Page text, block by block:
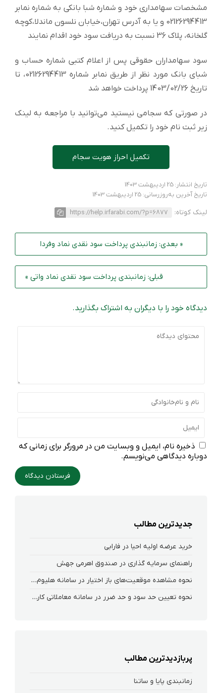
مشخصات سهامداری خود و شماره شبا بانکی به شماره نمابر
02126294413 و یا به آدرس تهران،خیابان نلسون ماندلا،کوچه
گلخانه، پلاک 36 نسبت به دریافت سود خود اقدام نمایند
سود سهامداران حقوقی پس از اعلام کتبی شماره حساب و
شبای بانک مورد نظر از طریق نمابر شماره 02126294413، تا
تاریخ 1403/02/26 پرداخت خواهد شد
در صورتی که سجامی نیستید می‌توانید با مراجعه به لینک
زیر ثبت نام خود را تکمیل کنید.
تکمیل احراز هویت سجام
تاریخ انتشار: 25 اردیبهشت 1403
تاریخ آخرین به‌روزرسانی: 25 اردیبهشت 1403
لینک کوتاه: https://help.irfarabi.com/?p=6877
« بعدی: زمانبندی پرداخت سود نقدی نماد وفردا
قبلی: زمانبندی پرداخت سود نقدی نماد واتی »
دیدگاه خود را با دیگران به اشتراک بگذارید.
ذخیره نام، ایمیل و وبسایت من در مرورگر برای زمانی که
دوباره دیدگاهی می‌نویسم.
جدیدترین مطالب
خرید عرضه اولیه احیا در فارابی
راهنمای سرمایه گذاری در صندوق اهرمی جهش
نحوه‌ مشاهده‌ موقعیت‌های باز اختیار در سامانه هلیوم و نکست
نحوه تعیین حد سود و حد ضرر در سامانه معاملاتی کارگزاری فارابی
پربازدیدترین مطالب
زمانبندی پایا و ساتنا